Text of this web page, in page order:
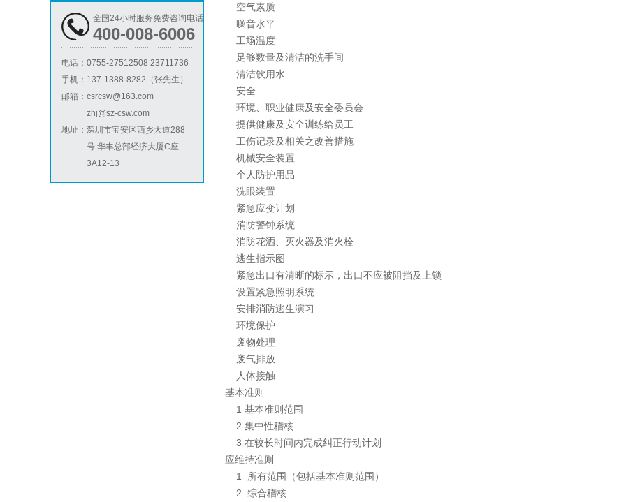
BSCI验厂
祝贺河南意诺康医疗器械有限公司2026年快速通过GMP认证
祝贺印尼PT EVERPRO INDONESIA TECHNOLOGIES公司2026年快速通过RBA-VAP审核
全国24小时服务免费咨询电话
400-008-6006
电话： 0755-27512508 23711736
手机： 137-1388-8282（张先生）
邮箱： csrcsw@163.com
zhj@sz-csw.com
地址： 深圳市宝安区西乡大道288
号 华丰总部经济大厦C座
3A12-13
空气素质
噪音水平
工场温度
足够数量及清洁的洗手间
清洁饮用水
安全
环境、职业健康及安全委员会
提供健康及安全训练给员工
工伤记录及相关之改善措施
机械安全装置
个人防护用品
洗眼装置
紧急应变计划
消防警钟系统
消防花洒、灭火器及消火栓
逃生指示图
紧急出口有清晰的标示，出口不应被阻挡及上锁
设置紧急照明系统
安排消防逃生演习
环境保护
废物处理
废气排放
人体接触
基本准则
1 基本准则范围
2 集中性稽核
3 在较长时间内完成纠正行动计划
应维持准则
1 所有范围（包括基本准则范围）
2 综合稽核